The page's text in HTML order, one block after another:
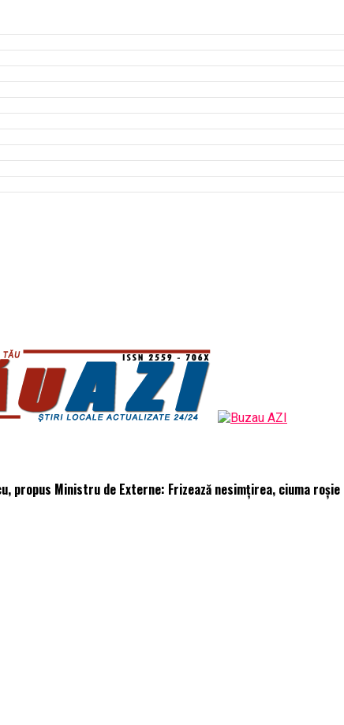
propus Ministru de Externe: Frizează nesimțirea, ciuma roșie